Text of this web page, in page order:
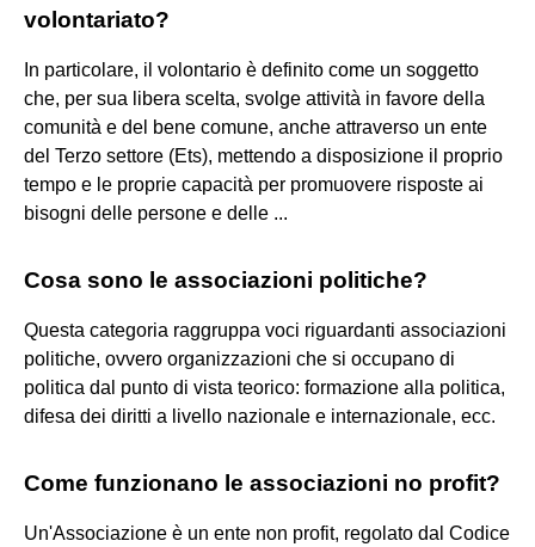
volontariato?
In particolare, il volontario è definito come un soggetto
che, per sua libera scelta, svolge attività in favore della
comunità e del bene comune, anche attraverso un ente
del Terzo settore (Ets), mettendo a disposizione il proprio
tempo e le proprie capacità per promuovere risposte ai
bisogni delle persone e delle ...
Cosa sono le associazioni politiche?
Questa categoria raggruppa voci riguardanti associazioni
politiche, ovvero organizzazioni che si occupano di
politica dal punto di vista teorico: formazione alla politica,
difesa dei diritti a livello nazionale e internazionale, ecc.
Come funzionano le associazioni no profit?
Un'Associazione è un ente non profit, regolato dal Codice